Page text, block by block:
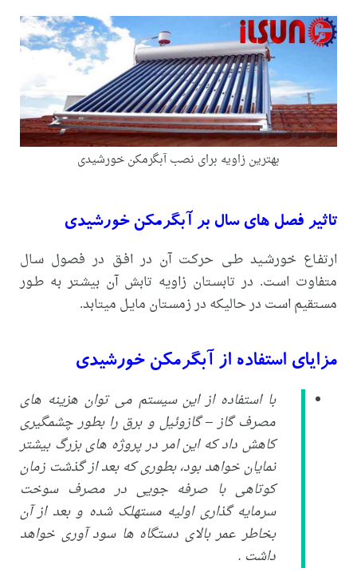
بهترین زاویه برای نصب آبگرمکن خورشیدی
تاثیر فصل های سال بر آبگرمکن خورشیدی
ارتفـاع خورشـید طـی حرکـت آن در افـق در فصول سـال
متفاوت اسـت. در تابسـتان زاویه تابش آن بیشـتر به طـور
مسـتقیم اسـت در حالیکه در زمسـتان مایـل میتابد.
مزایای استفاده از آبگرمکن خورشیدی
با استفاده از این سیستم می توان هزینه های
مصرف گاز – گازوئیل و برق را بطور چشمگیری
کاهش داد که این امر در پروژه های بزرگ بیشتر
نمایان خواهد بود، بطوری که بعد از گذشت زمان
کوتاهی با صرفه جویی در مصرف سوخت
سرمایه گذاری اولیه مستهلک شده و بعد از آن
بخاطر عمر بالای دستگاه ها سود آوری خواهد
داشت .